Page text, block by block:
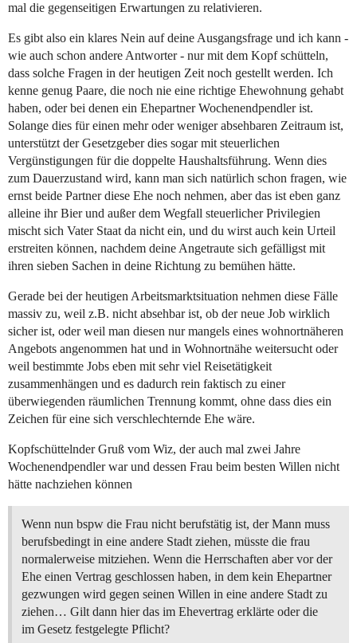
mal die gegenseitigen Erwartungen zu relativieren.
Es gibt also ein klares Nein auf deine Ausgangsfrage und ich kann -
wie auch schon andere Antworter - nur mit dem Kopf schütteln,
dass solche Fragen in der heutigen Zeit noch gestellt werden. Ich
kenne genug Paare, die noch nie eine richtige Ehewohnung gehabt
haben, oder bei denen ein Ehepartner Wochenendpendler ist.
Solange dies für einen mehr oder weniger absehbaren Zeitraum ist,
unterstützt der Gesetzgeber dies sogar mit steuerlichen
Vergünstigungen für die doppelte Haushaltsführung. Wenn dies
zum Dauerzustand wird, kann man sich natürlich schon fragen, wie
ernst beide Partner diese Ehe noch nehmen, aber das ist eben ganz
alleine ihr Bier und außer dem Wegfall steuerlicher Privilegien
mischt sich Vater Staat da nicht ein, und du wirst auch kein Urteil
erstreiten können, nachdem deine Angetraute sich gefälligst mit
ihren sieben Sachen in deine Richtung zu bemühen hätte.
Gerade bei der heutigen Arbeitsmarktsituation nehmen diese Fälle
massiv zu, weil z.B. nicht absehbar ist, ob der neue Job wirklich
sicher ist, oder weil man diesen nur mangels eines wohnortnäheren
Angebots angenommen hat und in Wohnortnähe weitersucht oder
weil bestimmte Jobs eben mit sehr viel Reisetätigkeit
zusammenhängen und es dadurch rein faktisch zu einer
überwiegenden räumlichen Trennung kommt, ohne dass dies ein
Zeichen für eine sich verschlechternde Ehe wäre.
Kopfschüttelnder Gruß vom Wiz, der auch mal zwei Jahre
Wochenendpendler war und dessen Frau beim besten Willen nicht
hätte nachziehen können
Wenn nun bspw die Frau nicht berufstätig ist, der Mann muss
berufsbedingt in eine andere Stadt ziehen, müsste die frau
normalerweise mitziehen. Wenn die Herrschaften aber vor der
Ehe einen Vertrag geschlossen haben, in dem kein Ehepartner
gezwungen wird gegen seinen Willen in eine andere Stadt zu
ziehen… Gilt dann hier das im Ehevertrag erklärte oder die
im Gesetz festgelegte Pflicht?